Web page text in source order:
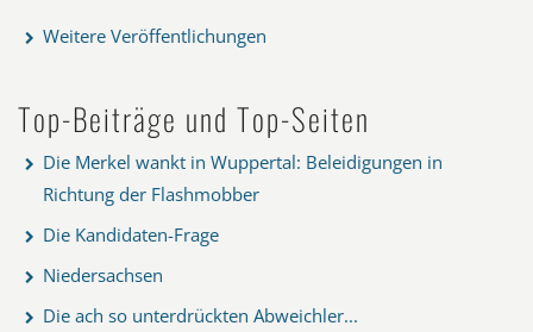
Weitere Veröffentlichungen
Top-Beiträge und Top-Seiten
Die Merkel wankt in Wuppertal: Beleidigungen in
Richtung der Flashmobber
Die Kandidaten-Frage
Niedersachsen
Die ach so unterdrückten Abweichler...